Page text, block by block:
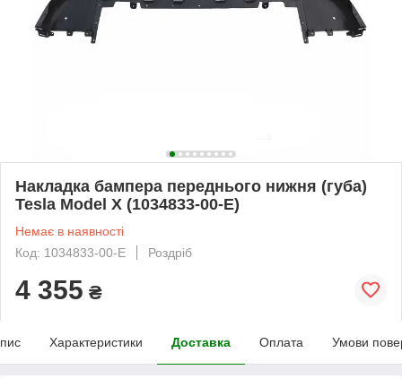
Накладка бампера переднього нижня (губа)
Tesla Model X (1034833-00-E)
Немає в наявності
Код: 1034833-00-E
Роздріб
4 355 ₴
Характеристики Доставка Оплата Умови